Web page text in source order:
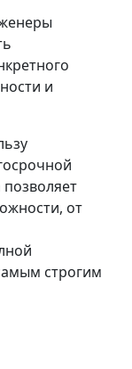
и
от
строгим